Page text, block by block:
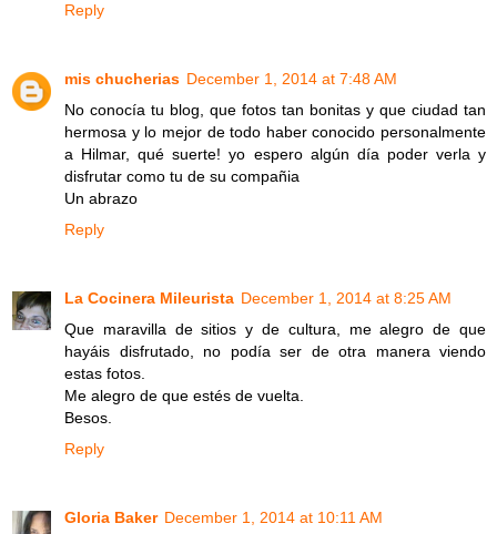
Reply
mis chucherias December 1, 2014 at 7:48 AM
No conocía tu blog, que fotos tan bonitas y que ciudad tan
hermosa y lo mejor de todo haber conocido personalmente
a Hilmar, qué suerte! yo espero algún día poder verla y
disfrutar como tu de su compañia
Un abrazo
Reply
La Cocinera Mileurista December 1, 2014 at 8:25 AM
Que maravilla de sitios y de cultura, me alegro de que
hayáis disfrutado, no podía ser de otra manera viendo
estas fotos.
Me alegro de que estés de vuelta.
Besos.
Reply
Gloria Baker December 1, 2014 at 10:11 AM